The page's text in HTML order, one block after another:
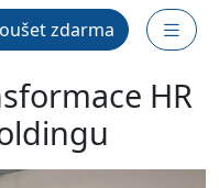
zdarma
HR